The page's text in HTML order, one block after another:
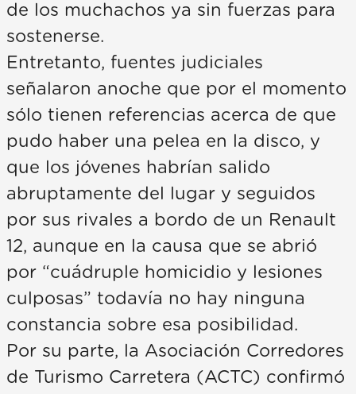
de los muchachos ya sin fuerzas para
sostenerse.
Entretanto, fuentes judiciales
señalaron anoche que por el momento
sólo tienen referencias acerca de que
pudo haber una pelea en la disco, y
que los jóvenes habrían salido
abruptamente del lugar y seguidos
por sus rivales a bordo de un Renault
12, aunque en la causa que se abrió
por “cuádruple homicidio y lesiones
culposas” todavía no hay ninguna
constancia sobre esa posibilidad.
Por su parte, la Asociación Corredores
de Turismo Carretera (ACTC) confirmó